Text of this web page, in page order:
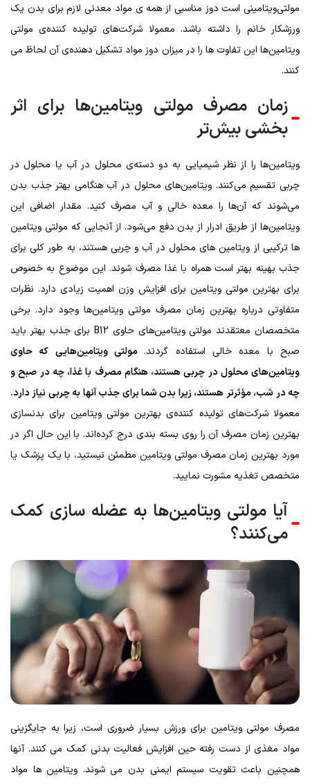
مولتی‌ویتامینی است دوز مناسبی از همه ی مواد معدنی لازم برای بدن یک
ورزشکار خانم را داشته باشد. معمولا شرکت‌های تولیده کننده‌ی مولتی
ویتامین‌ها این تفاوت ها را در میزان دوز مواد تشکیل دهنده‌ی آن لحاظ می
کنند.
زمان مصرف مولتی ویتامین‌ها برای اثر
بخشی بیش‌تر
ویتامین‌ها را از نظر شیمیایی به دو دسته‌ی محلول در آب یا محلول در
چربی تقسیم می‌کنند. ویتامین‌های محلول در آب هنگامی بهتر جذب بدن
می‌شوند که آن‌ها را معده خالی و آب مصرف کنید. مقدار اضافی این
ویتامین‌ها از طریق ادرار از بدن دفع می‌شود. از آنجایی که مولتی ویتامین
ها ترکیبی از ویتامین های محلول در آب و چربی هستند، به طور کلی برای
جذب بهینه بهتر است همراه با غذا مصرف شوند. این موضوع به خصوص
برای بهترین مولتی ویتامین برای افزایش وزن اهمیت زیادی دارد. نظرات
متفاوتی درباره بهترین زمان مصرف مولتی ویتامین‌ها وجود دارد. برخی
متخصصان معتقدند مولتی ویتامین‌های حاوی B12 برای جذب بهتر باید
صبح با معده خالی استفاده گردند.مولتی ویتامین‌هایی که حاوی
ویتامین‌های محلول در چربی هستند، هنگام مصرف با غذا، چه در صبح و
چه در شب، مؤثرتر هستند، زیرا بدن شما برای جذب آنها به چربی نیاز دارد.
معمولا شرکت‌های تولیده کننده‌ی بهترین مولتی ویتامین برای بدنسازی
بهترین زمان مصرف آن را روی بسته بندی درج کرده‌اند. با این حال اگر در
مورد بهترین زمان مصرف مولتی ویتامین مطمئن نیستید، با یک پزشک یا
متخصص تغذیه مشورت نمایید.
آیا مولتی ویتامین‌ها به عضله سازی کمک
می‌کنند؟
مصرف مولتی ویتامین برای ورزش بسیار ضروری است، زیرا به جایگزینی
مواد مغذی از دست رفته حین افزایش فعالیت بدنی کمک می کنند. آنها
همچنین باعث تقویت سیستم ایمنی بدن می شوند. ویتامین ها مواد